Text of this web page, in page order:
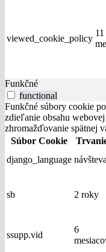
viewed_cookie_policy
11
Funkčné
functional
Funkčné súbory cookie
zdieľanie obsahu
zhromažďovanie spätnej
Súbor Cookie
django_language návšteva
sb 2 roky
ssupp.vid
6